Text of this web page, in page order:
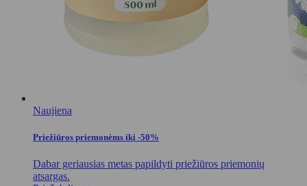
Naujiena
Priežiūros priemonėms iki -50%
Dabar geriausias metas papildyti priežiūros priemonių
atsargas.